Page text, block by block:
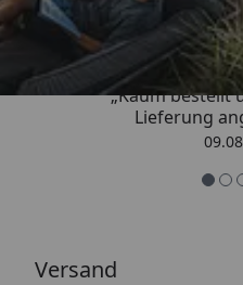
„Kaum bestellt
Lieferung
Versand